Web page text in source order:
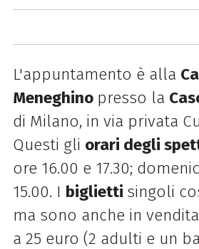
L'appuntamento è alla
Meneghino presso la
di Milano, in via privata
Questi gli orari degli
ore 16.00 e 17.30;
15.00. I biglietti singoli
ma sono anche in
a 25 euro (2 adulti e un